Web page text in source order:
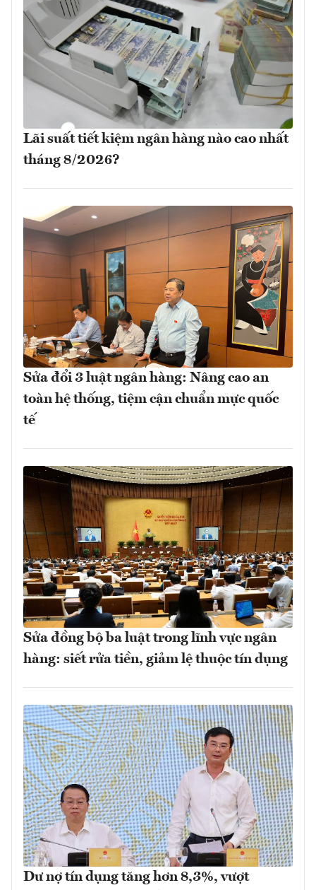
Lãi suất tiết kiệm ngân hàng nào cao nhất
tháng 8/2026?
Sửa đổi 3 luật ngân hàng: Nâng cao an
toàn hệ thống, tiệm cận chuẩn mực quốc
tế
Sửa đồng bộ ba luật trong lĩnh vực ngân
hàng: siết rửa tiền, giảm lệ thuộc tín dụng
Dư nợ tín dụng tăng hơn 8,3%, vượt